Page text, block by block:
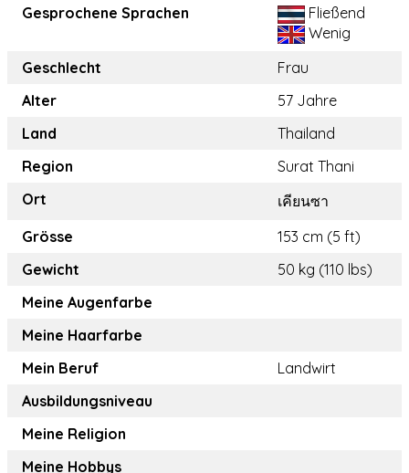
Gesprochene Sprachen
Fließend
Wenig
Geschlecht
Frau
Alter
57 Jahre
Land
Thailand
Region
Surat Thani
Ort
เคียนซา
Grösse
153 cm (5 ft)
Gewicht
50 kg (110 lbs)
Meine Augenfarbe
Meine Haarfarbe
Mein Beruf
Landwirt
Ausbildungsniveau
Meine Religion
Meine Hobbys